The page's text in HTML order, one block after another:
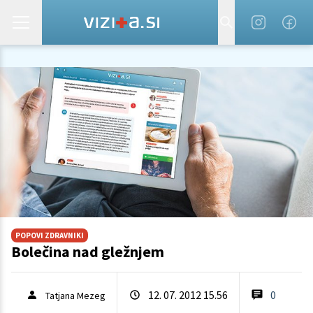
POPOVI ZDRAVNIKI
Bolečina nad gležnjem
Tatjana Mezeg 12. 07. 2012 15.56 0